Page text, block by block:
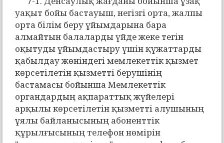
уақыт бойы бастауыш, негізгі орта, жалпы
орта білім беру ұйымдарына бара
алмайтын балаларды үйде жеке тегін
оқытуды ұйымдастыру үшін құжаттарды
қабылдау жөніндегі мемлекеттік қызмет
көрсетілетін қызметті берушінің
бастамасы бойынша Мемлекеттік
органдардың ақпараттық жүйелері
арқылы көрсетілетін қызметті алушының
ұялы байланысының абоненттік
құрылғысының телефон нөмірін